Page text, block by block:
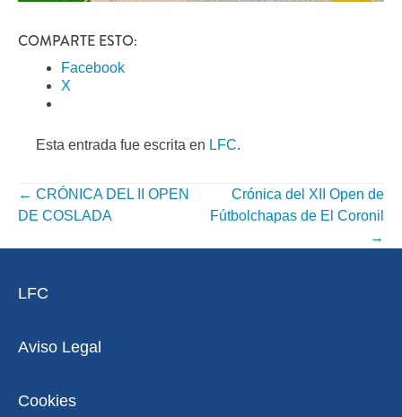
COMPARTE ESTO:
Facebook
X
Esta entrada fue escrita en LFC.
NAVEGACIÓN
← CRÓNICA DEL II OPEN
DE COSLADA
Crónica del XII Open de
Fútbolchapas de El Coronil
→
LFC
Aviso Legal
Cookies